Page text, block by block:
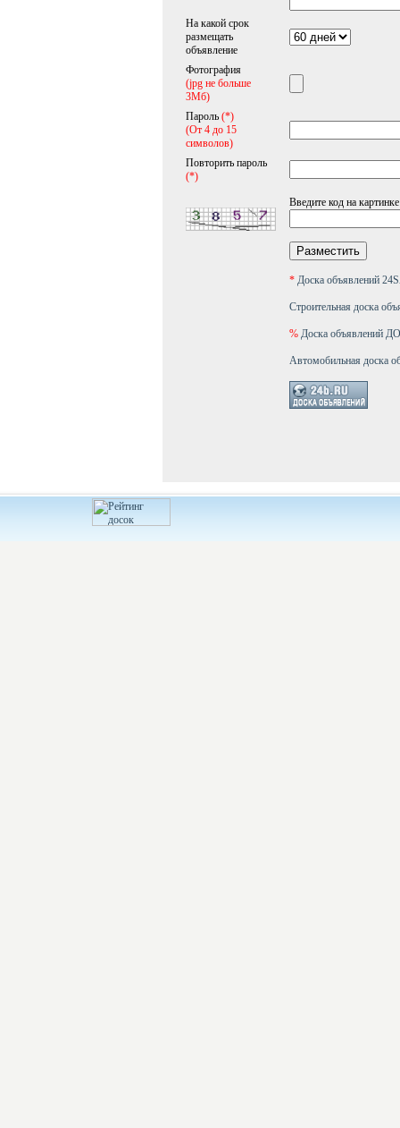
На какой срок
размещать
объявление
Фотография
(jpg не больше
3Мб)
Пароль (*)
(От 4 до 15
символов)
Повторить пароль
(*)
Введите код на картинке
* Доска объявлений
Строительная доска
% Доска объявлений
Автомобильная доска